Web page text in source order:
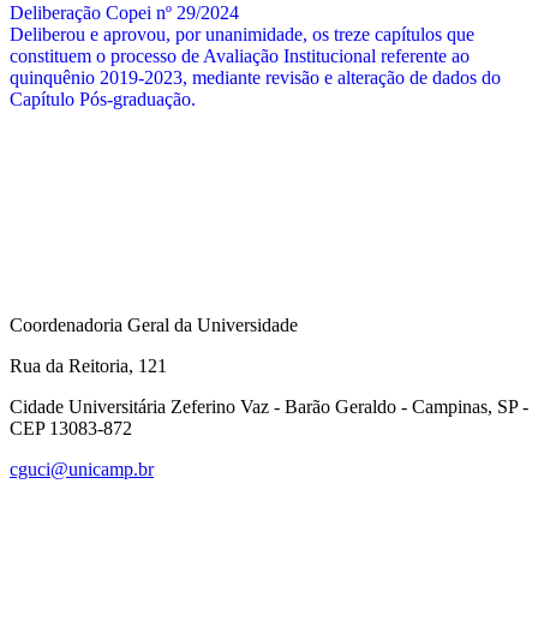
Deliberação Copei nº 29/2024
Deliberou e aprovou, por unanimidade, os treze capítulos que
constituem o processo de Avaliação Institucional referente ao
quinquênio 2019-2023, mediante revisão e alteração de dados do
Capítulo Pós-graduação.
Coordenadoria Geral da Universidade
Rua da Reitoria, 121
Cidade Universitária Zeferino Vaz - Barão Geraldo - Campinas, SP -
CEP 13083-872
cguci@unicamp.br